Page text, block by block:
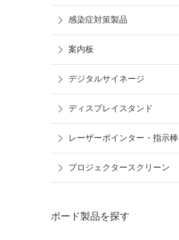
感染症対策製品
案内板
デジタルサイネージ
ディスプレイスタンド
レーザーポインター・指示棒
プロジェクタースクリーン
ボード製品を探す